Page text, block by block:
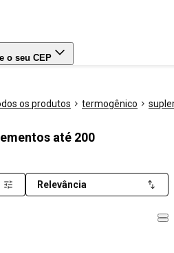
o seu CEP
os produtos termogênico
até 200
Relevância